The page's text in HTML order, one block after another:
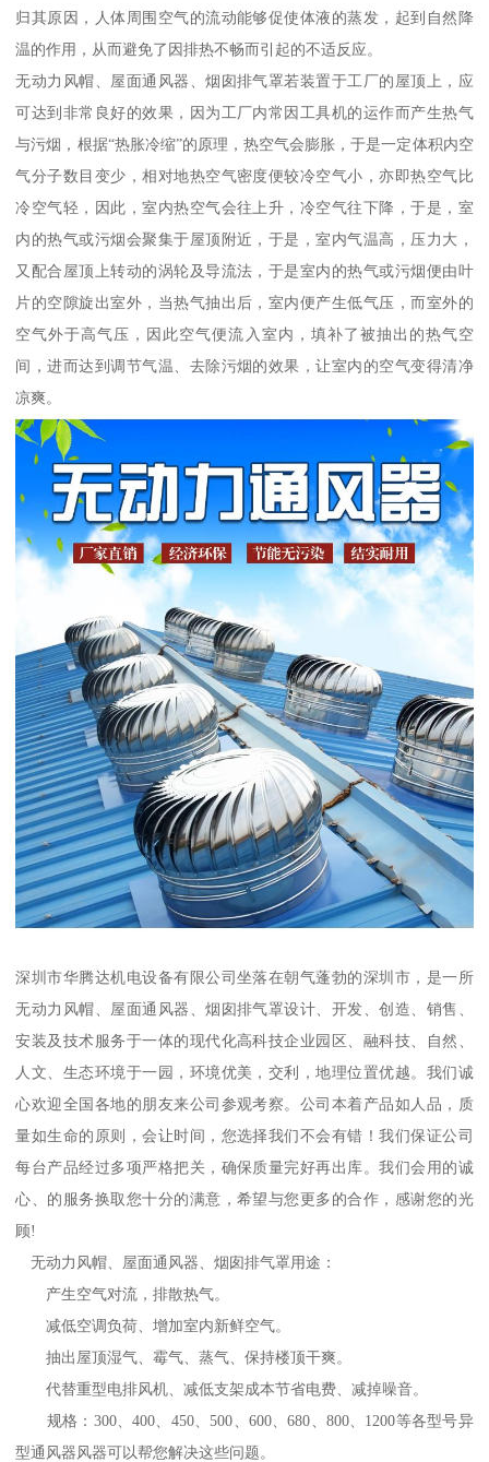
归其原因，人体周围空气的流动能够促使体液的蒸发，起到自然降
温的作用，从而避免了因排热不畅而引起的不适反应。
无动力风帽、屋面通风器、烟囱排气罩若装置于工厂的屋顶上，应
可达到非常良好的效果，因为工厂内常因工具机的运作而产生热气
与污烟，根据“热胀冷缩”的原理，热空气会膨胀，于是一定体积内空
气分子数目变少，相对地热空气密度便较冷空气小，亦即热空气比
冷空气轻，因此，室内热空气会往上升，冷空气往下降，于是，室
内的热气或污烟会聚集于屋顶附近，于是，室内气温高，压力大，
又配合屋顶上转动的涡轮及导流法，于是室内的热气或污烟便由叶
片的空隙旋出室外，当热气抽出后，室内便产生低气压，而室外的
空气外于高气压，因此空气便流入室内，填补了被抽出的热气空
间，进而达到调节气温、去除污烟的效果，让室内的空气变得清净
凉爽。
深圳市华腾达机电设备有限公司坐落在朝气蓬勃的深圳市，是一所
无动力风帽、屋面通风器、烟囱排气罩设计、开发、创造、销售、
安装及技术服务于一体的现代化高科技企业园区、融科技、自然、
人文、生态环境于一园，环境优美，交利，地理位置优越。我们诚
心欢迎全国各地的朋友来公司参观考察。公司本着产品如人品，质
量如生命的原则，会让时间，您选择我们不会有错！我们保证公司
每台产品经过多项严格把关，确保质量完好再出库。我们会用的诚
心、的服务换取您十分的满意，希望与您更多的合作，感谢您的光
顾!
无动力风帽、屋面通风器、烟囱排气罩用途：
产生空气对流，排散热气。
减低空调负荷、增加室内新鲜空气。
抽出屋顶湿气、霉气、蒸气、保持楼顶干爽。
代替重型电排风机、减低支架成本节省电费、减掉噪音。
规格：300、400、450、500、600、680、800、1200等各型号异
型通风器风器可以帮您解决这些问题。